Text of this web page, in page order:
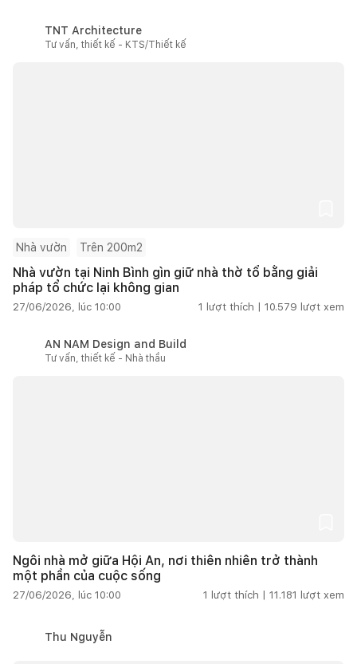
TNT Architecture
Tư vấn, thiết kế - KTS/Thiết kế
Nhà vườn Trên 200m2
Nhà vườn tại Ninh Bình gìn giữ nhà thờ tổ bằng giải
pháp tổ chức lại không gian
27/06/2026, lúc 10:00 1 lượt thích | 10.579 lượt xem
AN NAM Design and Build
Tư vấn, thiết kế - Nhà thầu
Ngôi nhà mở giữa Hội An, nơi thiên nhiên trở thành
một phần của cuộc sống
27/06/2026, lúc 10:00 1 lượt thích | 11.181 lượt xem
Thu Nguyễn